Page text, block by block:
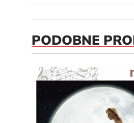
PODOBNE